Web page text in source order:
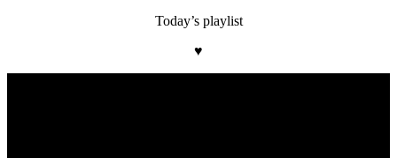
Today’s playlist
♥